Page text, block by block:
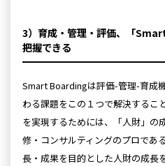
3）育成・管理・評価、「
把握できる
Smart Boardingは評価-管理-育成
わる課題をこの１つで解決するこ
を実現するためには、「人財」の
修・コンサルティングのプロであ
長・成果を目的とした人財の成長